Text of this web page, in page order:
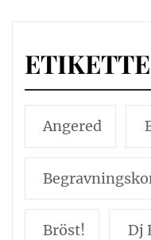
Angered
Bröst! Dj